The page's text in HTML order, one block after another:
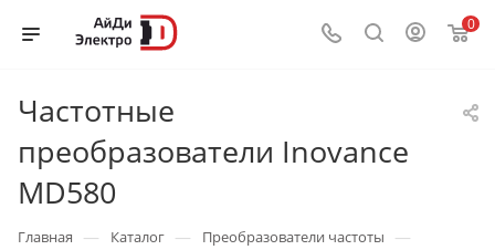
0
Частотные
преобразователи Inovance
MD580
Главная — Каталог — Преобразователи частоты —